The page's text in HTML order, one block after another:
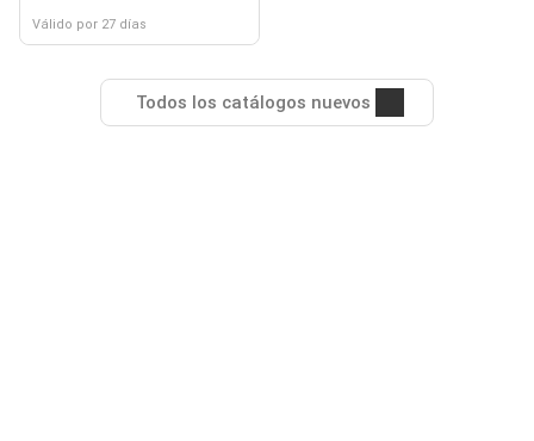
Válido por 27 días
Todos los catálogos nuevos